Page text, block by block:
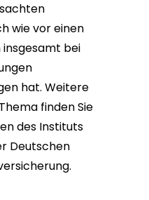
wie vor einen
insgesamt bei
hat. Weitere
finden Sie
des Instituts
Deutschen